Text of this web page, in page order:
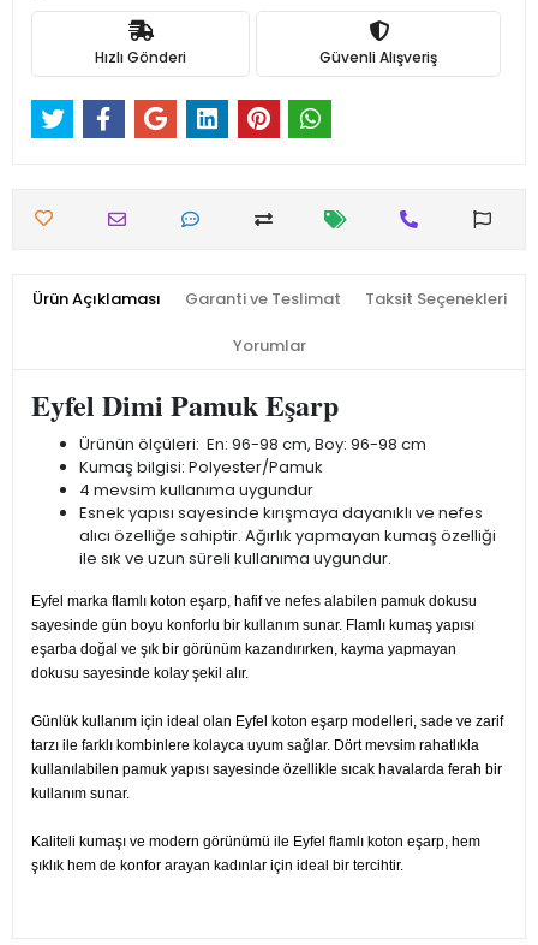
Hızlı Gönderi Güvenli Alışveriş
Ürün Açıklaması Garanti ve Teslimat Taksit Seçenekleri
Yorumlar
Eyfel Dimi Pamuk Eşarp
Ürünün ölçüleri: En: 96-98 cm, Boy: 96-98 cm
Kumaş bilgisi: Polyester/Pamuk
4 mevsim kullanıma uygundur
Esnek yapısı sayesinde kırışmaya dayanıklı ve nefes
alıcı özelliğe sahiptir. Ağırlık yapmayan kumaş özelliği
ile sık ve uzun süreli kullanıma uygundur.
Eyfel marka flamlı koton eşarp, hafif ve nefes alabilen pamuk dokusu
sayesinde gün boyu konforlu bir kullanım sunar. Flamlı kumaş yapısı
eşarba doğal ve şık bir görünüm kazandırırken, kayma yapmayan
dokusu sayesinde kolay şekil alır.
Günlük kullanım için ideal olan Eyfel koton eşarp modelleri, sade ve zarif
tarzı ile farklı kombinlere kolayca uyum sağlar. Dört mevsim rahatlıkla
kullanılabilen pamuk yapısı sayesinde özellikle sıcak havalarda ferah bir
kullanım sunar.
Kaliteli kumaşı ve modern görünümü ile Eyfel flamlı koton eşarp, hem
şıklık hem de konfor arayan kadınlar için ideal bir tercihtir.